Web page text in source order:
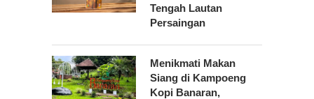
Tengah Lautan
Persaingan
Menikmati Makan
Siang di Kampoeng
Kopi Banaran,